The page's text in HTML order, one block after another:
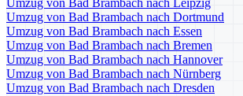
Umzug von Bad Brambach nach Leipzig
Umzug von Bad Brambach nach Dortmund
Umzug von Bad Brambach nach Essen
Umzug von Bad Brambach nach Bremen
Umzug von Bad Brambach nach Hannover
Umzug von Bad Brambach nach Nürnberg
Umzug von Bad Brambach nach Dresden